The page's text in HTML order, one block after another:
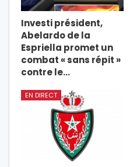
Investi président,
Abelardo de la
Espriella promet un
combat « sans répit »
contre le…
EN DIRECT